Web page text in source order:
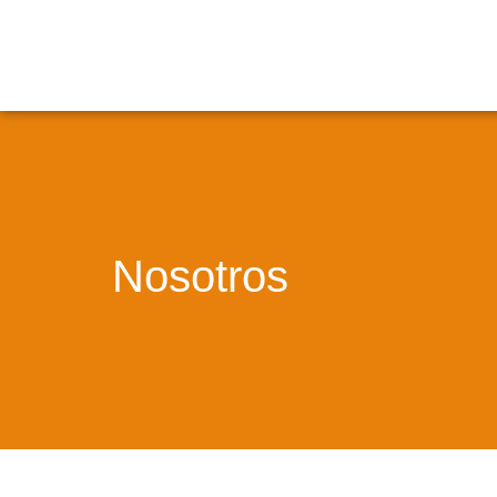
Nosotros